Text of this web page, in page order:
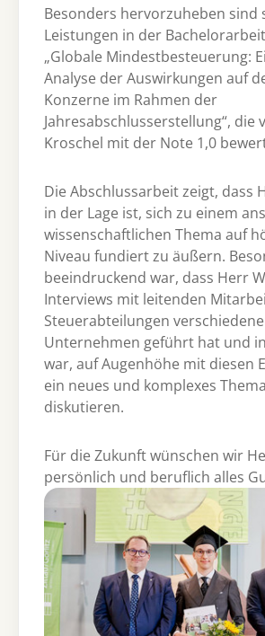
Show larger version for:
Besonders hervorzuheben sind
Leistungen in der
„Globale Mindestbesteuerung:
Analyse der Auswirkungen auf
Konzerne im Rahmen der
Jahresabschlusserstellung“, die
Kroschel mit der Note 1,0
Die Abschlussarbeit zeigt, dass
in der Lage ist, sich zu einem
wissenschaftlichen Thema auf
Niveau fundiert zu äußern.
beeindruckend war, dass Herr
Interviews mit leitenden
Steuerabteilungen
Unternehmen geführt hat und
war, auf Augenhöhe mit diesen
ein neues und komplexes
diskutieren.
Für die Zukunft wünschen wir
persönlich und beruflich alles